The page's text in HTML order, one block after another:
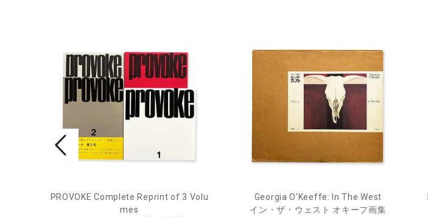
PROVOKE Complete Reprint of 3 Volu
mes
Georgia O'Keeffe: In The West
イン・ザ・ウェスト オキーフ画集